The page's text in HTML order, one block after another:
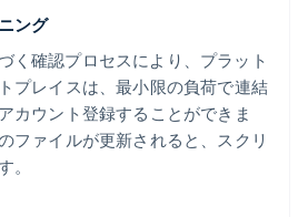
ング
く確認プロセスにより、プラット
プレイスは、最小限の負荷で連結
カウント登録することができま
ファイルが更新されると、スクリ
。